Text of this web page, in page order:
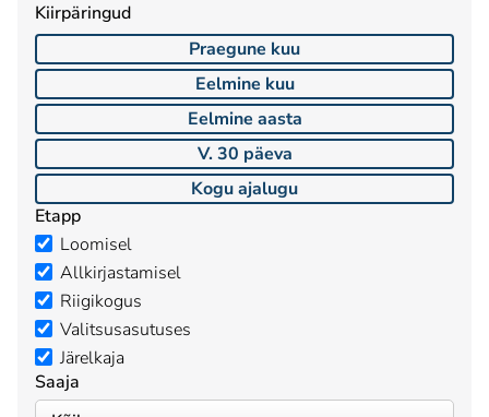
Kiirpäringud
Praegune kuu
Eelmine kuu
Eelmine aasta
V. 30 päeva
Kogu ajalugu
Etapp
Loomisel
Allkirjastamisel
Riigikogus
Valitsusasutuses
Järelkaja
Saaja